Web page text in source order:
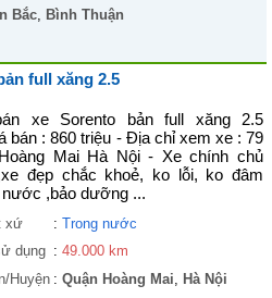
Bắc, Bình Thuận
full xăng 2.5
xe Sorento bản full xăng 2.5
bán : 860 triệu - Địa chỉ xem xe : 79
Mai Hà Nội - Xe chính chủ
đẹp chắc khoẻ, ko lỗi, ko đâm
nước ,bảo dưỡng ...
xứ : Trong nước
dụng : 49.000 km
Huyện : Quận Hoàng Mai, Hà Nội